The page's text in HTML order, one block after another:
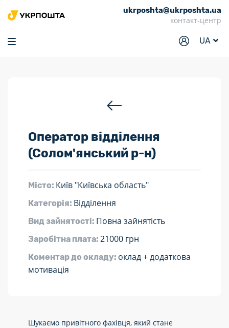
ukrposhta@ukrposhta.ua
контакт-центр
UA
Головна
Маркет
Відділення
Філателія
Для бізнесу
Оператор відділення
(Солом'янський р-н)
Місто: Київ "Київська область"
Категорія: Відділення
Вид зайнятості: Повна зайнятість
Заробітна плата: 21000 грн
Коментар до окладу: оклад + додаткова
мотивація
Шукаємо привітного фахівця, який стане